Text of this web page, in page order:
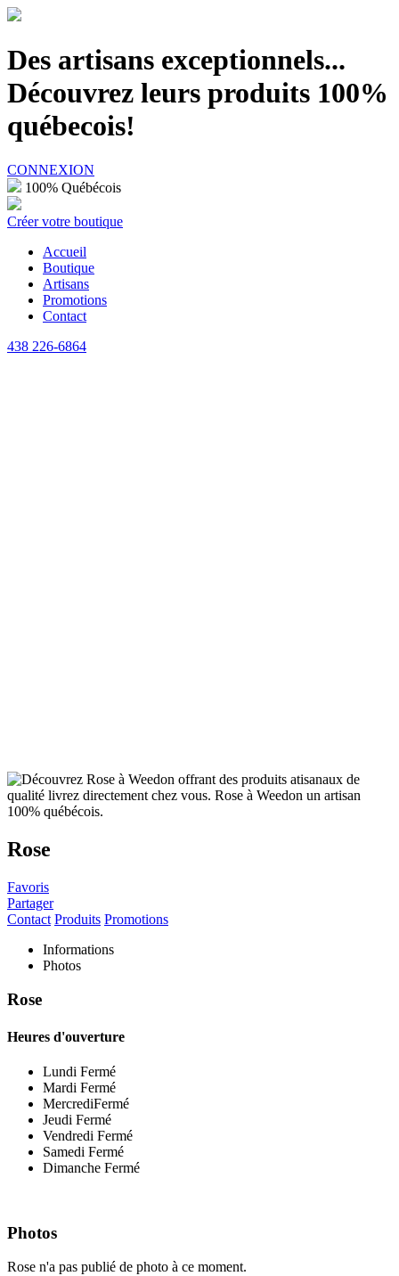
Des artisans exceptionnels...
Découvrez leurs produits 100%
québecois!
CONNEXION
100% Québécois
Créer votre boutique
Accueil
Boutique
Artisans
Promotions
Contact
438 226-6864
Rose
Favoris
Partager
Contact Produits Promotions
Informations
Photos
Rose
Heures d'ouverture
Lundi Fermé
Mardi Fermé
MercrediFermé
Jeudi Fermé
Vendredi Fermé
Samedi Fermé
Dimanche Fermé
Photos
Rose n'a pas publié de photo à ce moment.